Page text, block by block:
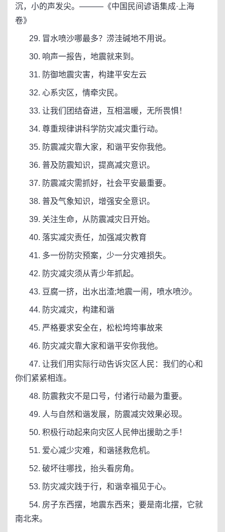
沉，小的声发尖。———《中国民间谚语集成·上海
卷》
29. 冒水喷沙哪最多？涝洼碱地不用说。
30. 响声一报告，地震就来到。
31. 防御地震灾害，构建平安左云
32. 心系灾区，情牵灾民。
33. 让我们团结奋进，互相温暖，无所畏惧！
34. 尊重规律讲科学防灾减灾重行动。
35. 防震减灾靠大家，和谐平安你我他。
36. 普及防震知识，提高减灾意识。
37. 防震减灾需抓好，社会平安最重要。
38. 普及气象知识，增强安全意识。
39. 关注生命，从防震减灾日开始。
40. 落实减灾责任，加强减灾教育
41. 多一份防灾预案，少一分灾难损失。
42. 防灾减灾须从青少年抓起。
43. 豆腐一挤，出水出渣;地震一闹，喷水喷沙。
44. 防灾减灾，构建和谐
45. 严格要求安全在，松松垮垮事故来
46. 防灾减灾靠大家和谐平安你我他。
47. 让我们用实际行动告诉灾区人民：我们的心和
你们紧紧相连。
48. 防震救灾不是口号，付诸行动最为重要。
49. 人与自然和谐发展，防震减灾效果必现。
50. 积极行动起来向灾区人民伸出援助之手！
51. 爱心减少灾难，和谐拯救危机。
52. 破坏往哪找，抬头看房角。
53. 防灾减灾践于行，和谐幸福见于心。
54. 房子东西摆，地震东西来；要是南北摆，它就
南北来。